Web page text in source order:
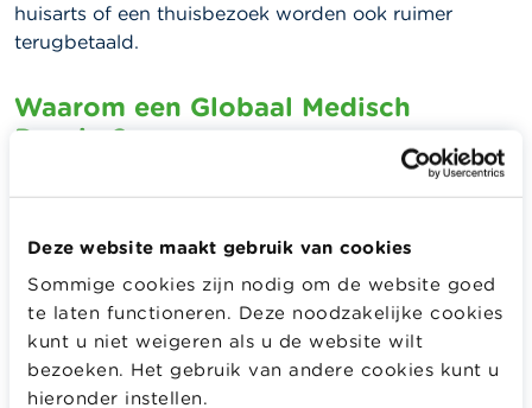
Deze website maakt gebruik van cookies
Sommige cookies zijn nodig om de website goed
te laten functioneren. Deze noodzakelijke cookies
kunt u niet weigeren als u de website wilt
bezoeken. Het gebruik van andere cookies kunt u
hieronder instellen.
huisarts of een thuisbezoek worden ook ruimer
terugbetaald.
Waarom een Globaal Medisch
Dossier?
Een GMD bevat al je medische gegevens, zoals je
De centralisatie van al je gezondheidsgegevens in één
dossier draagt bij tot een globalere en meer
doeltreffende aanpak. Als je een GMD hebt, dan krijg
je ook meer terugbetaald voor een raadpleging van je
huisarts. Hoeveel precies, hangt af van je
gezinssituatie.